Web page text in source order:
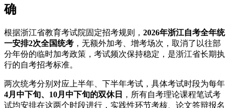
确
根据浙江省教育考试院固定招考规则， 2026年浙江自考全年统
一安排2次全国统考 ，无额外加考、增考场次，取消了以往部
分年份的临时加考政策，考试频次保持稳定，是浙江省长期执
行的自考招考标准。
两次统考分别对应上半年、下半年考试，具体考试时段为每年
4月中下旬、10月中下旬的双休日
，所有自考理论课程笔试考
试均安排在这两个时段进行，实践性环节考核、论文答辩报名